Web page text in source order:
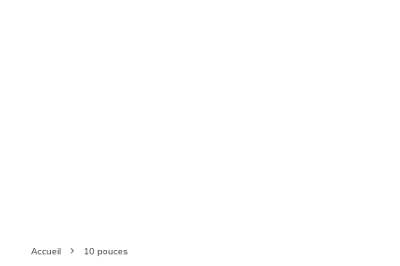
Accueil 10 pouces